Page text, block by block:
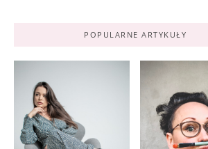
POPULARNE ARTYKUŁY